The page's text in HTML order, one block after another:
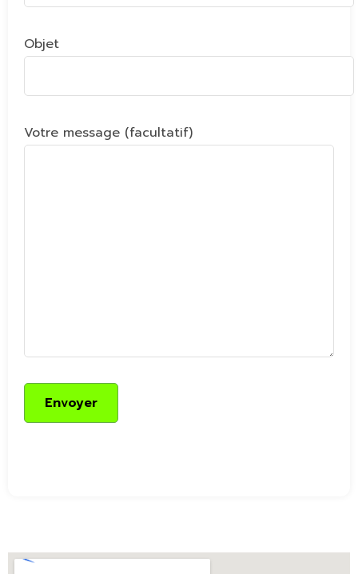
Objet
Votre message (facultatif)